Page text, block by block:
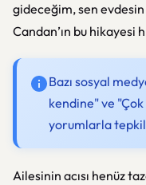
gideceğim, sen
Candan’ın bu hikayesi
Bazı sosyal
kendine" ve
yorumlarla
Ailesinin acısı henüz